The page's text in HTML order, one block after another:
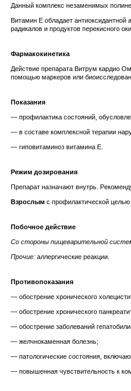
Данный комплекс незаменимых
Витамин Е обладает
радикалов и продуктов перекисного
Фармакокинетика
Действие препарата Витрум кардио
помощью маркеров или
Показания
— профилактика состояний,
— в составе комплексной терапии
— гиповитаминоз витамина Е.
Режим дозирования
Препарат назначают внутрь.
Взрослым с профилактической
Побочное действие
Со стороны пищеварительной
Прочие: аллергические реакции.
Противопоказания
— обострение хронического
— обострение хронического
— обострение заболеваний
— желчнокаменная болезнь;
— патологические состояния,
— повышенная чувствительность к